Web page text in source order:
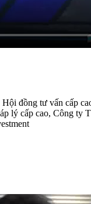
đồng tư vấn cấp
lý cấp cao, Công ty